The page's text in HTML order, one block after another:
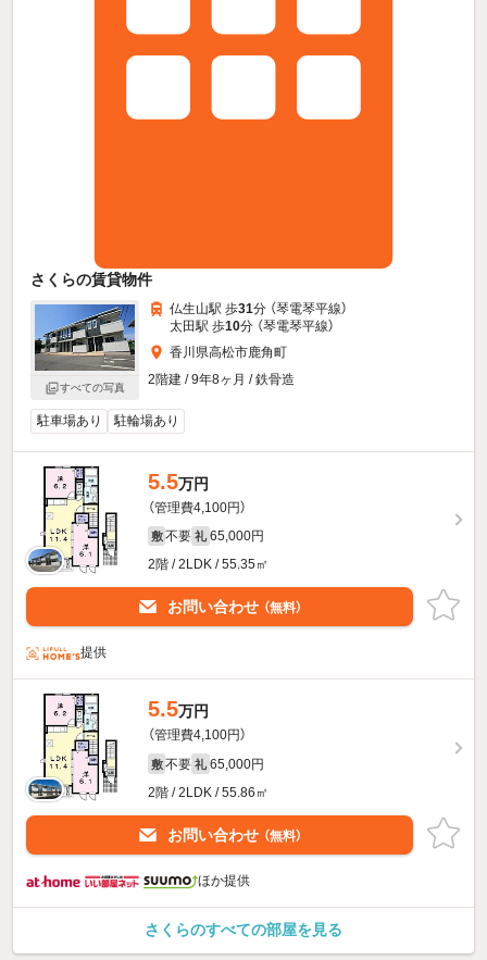
さくらの賃貸物件
すべての写真
仏生山駅 歩31分 （琴電琴平線）
太田駅 歩10分 （琴電琴平線）
香川県高松市鹿角町
2階建 / 9年8ヶ月 / 鉄骨造
駐車場あり 駐輪場あり
5.5万円
（管理費4,100円）
敷 不要 礼 65,000円
2階 / 2LDK / 55.35㎡
お問い合わせ （無料）
提供
5.5万円
（管理費4,100円）
敷 不要 礼 65,000円
2階 / 2LDK / 55.86㎡
お問い合わせ （無料）
ほか提供
さくらのすべての部屋を見る